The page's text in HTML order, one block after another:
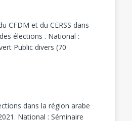
CFDM et du CERSS dans
élections . National :
Public divers (70
dans la région arabe
National : Séminaire